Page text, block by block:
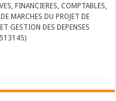
FINANCIERES, COMPTABLES,
MARCHES DU PROJET DE
GESTION DES DEPENSES